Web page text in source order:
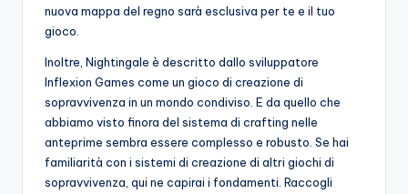
nuova mappa del regno sarà esclusiva per te e il tuo
gioco.
Inoltre, Nightingale è descritto dallo sviluppatore
Inflexion Games come un gioco di creazione di
sopravvivenza in un mondo condiviso. E da quello che
abbiamo visto finora del sistema di crafting nelle
anteprime sembra essere complesso e robusto. Se hai
familiarità con i sistemi di creazione di altri giochi di
sopravvivenza, qui ne capirai i fondamenti. Raccogli